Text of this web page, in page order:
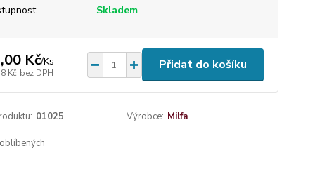
Skladem
Kč/Ks
Kč bez DPH
Přidat do košíku
01025 Výrobce: Milfa